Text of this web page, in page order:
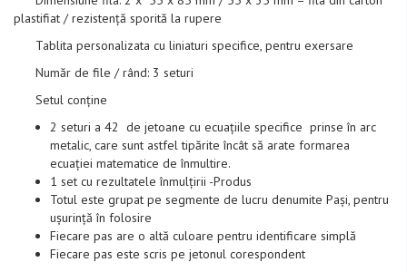
plastifiat / rezistență sporită la rupere
Tablita personalizata cu liniaturi specifice, pentru exersare
Număr de file / rând: 3 seturi
Setul conține
2 seturi a 42 de jetoane cu ecuațiile specifice prinse în arc
metalic, care sunt astfel tipărite încât să arate formarea
ecuației matematice de înmultire.
1 set cu rezultatele înmulțirii -Produs
Totul este grupat pe segmente de lucru denumite Pași, pentru
ușurință în folosire
Fiecare pas are o altă culoare pentru identificare simplă
Fiecare pas este scris pe jetonul corespondent